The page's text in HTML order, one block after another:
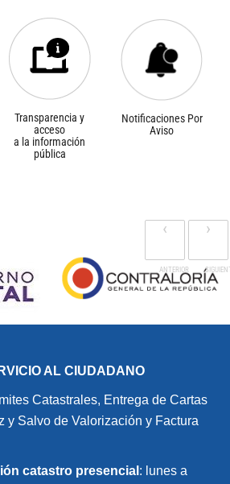
Transparencia y
acceso
a la información
pública
Notificaciones Por
Aviso
‹ ›
AL CIUDADANO
Catastrales, Entrega de Cartas
y Salvo de Valorización y Factura
catastro presencial : lunes a